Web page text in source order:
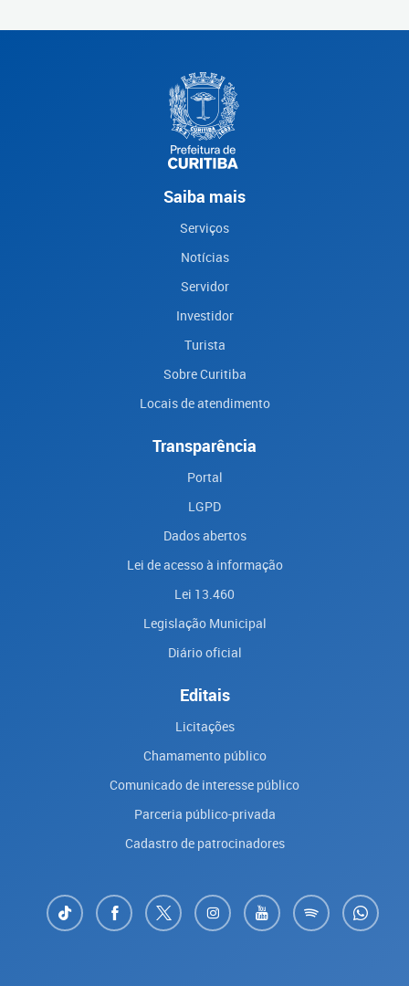
Saiba mais
Serviços
Notícias
Servidor
Investidor
Turista
Sobre Curitiba
Locais de atendimento
Transparência
Portal
LGPD
Dados abertos
Lei de acesso à informação
Lei 13.460
Legislação Municipal
Diário oficial
Editais
Licitações
Chamamento público
Comunicado de interesse público
Parceria público-privada
Cadastro de patrocinadores